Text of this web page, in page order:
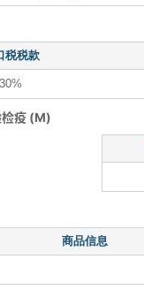
税税款
30%
检疫 (M)
商品信息